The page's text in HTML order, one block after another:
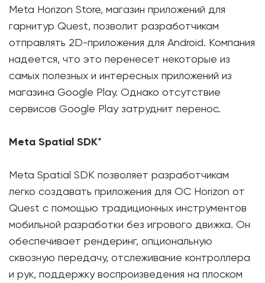
Meta Horizon Store, магазин приложений для
гарнитур Quest, позволит разработчикам
отправлять 2D-приложения для Android. Компания
надеется, что это перенесет некоторые из
самых полезных и интересных приложений из
магазина Google Play. Однако отсутствие
сервисов Google Play затруднит перенос.
Meta Spatial SDK*
Meta Spatial SDK позволяет разработчикам
легко создавать приложения для ОС Horizon от
Quest с помощью традиционных инструментов
мобильной разработки без игрового движка. Он
обеспечивает рендеринг, опциональную
сквозную передачу, отслеживание контроллера
и рук, поддержку воспроизведения на плоском